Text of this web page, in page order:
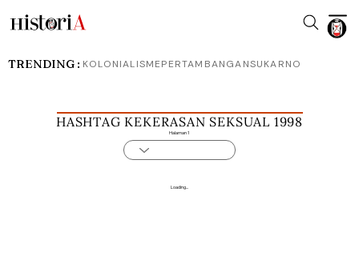
HASHTAG KEKERASAN SEKSUAL 1998
Halaman 1
Loading...
TRENDING : KOLONIALISMEPERTAMBANGANSUKARNO